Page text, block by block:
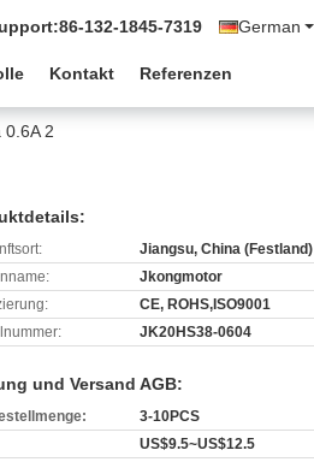
German
86-132-1845-7319
Kontakt Referenzen
2
Jiangsu, China (Festland)
Jkongmotor
CE, ROHS,ISO9001
JK20HS38-0604
und Versand AGB:
3-10PCS
US$9.5~US$12.5